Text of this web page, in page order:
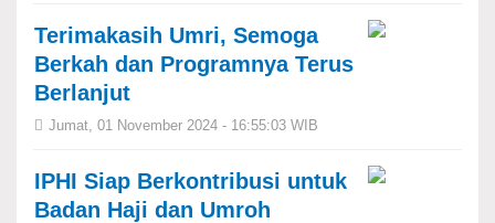
Terimakasih Umri, Semoga
Berkah dan Programnya Terus
Berlanjut
Jumat, 01 November 2024 - 16:55:03 WIB
IPHI Siap Berkontribusi untuk
Badan Haji dan Umroh